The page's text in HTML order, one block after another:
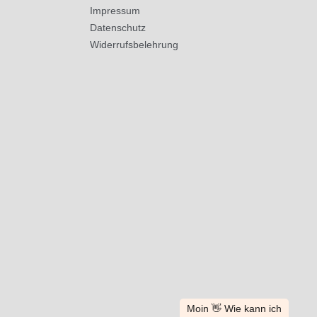
Impressum
Datenschutz
Widerrufsbelehrung